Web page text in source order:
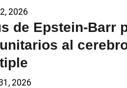
2026
de Epstein-Barr
al
2026